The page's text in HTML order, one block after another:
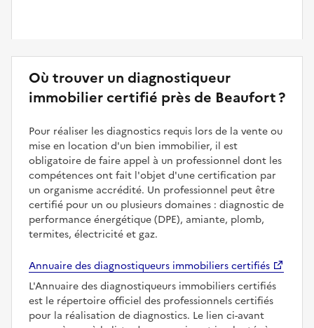
Où trouver un diagnostiqueur
immobilier certifié près de Beaufort ?
Pour réaliser les diagnostics requis lors de la vente ou
mise en location d'un bien immobilier, il est
obligatoire de faire appel à un professionnel dont les
compétences ont fait l'objet d'une certification par
un organisme accrédité. Un professionnel peut être
certifié pour un ou plusieurs domaines : diagnostic de
performance énergétique (DPE), amiante, plomb,
termites, électricité et gaz.
Annuaire des diagnostiqueurs immobiliers certifiés
L'Annuaire des diagnostiqueurs immobiliers certifiés
est le répertoire officiel des professionnels certifiés
pour la réalisation de diagnostics. Le lien ci-avant